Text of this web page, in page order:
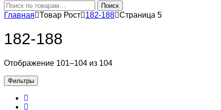
Искать:
Поиск
Главная Товар Рост 182-188 Страница 5
182-188
Отображение 101–104 из 104
Фильтры